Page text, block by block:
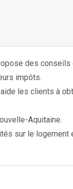
des
impôts.
les clients à
Aquitaine.
sur le logement